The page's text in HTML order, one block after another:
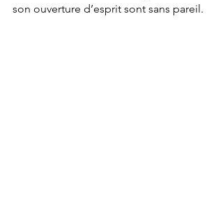
son ouverture d’esprit sont sans pareil.